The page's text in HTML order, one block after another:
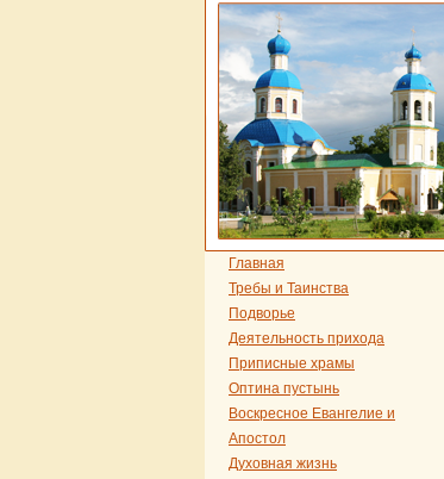
Главная
Требы и Таинства
Подворье
Деятельность прихода
Приписные храмы
Оптина пустынь
Воскресное Евангелие и
Апостол
Духовная жизнь